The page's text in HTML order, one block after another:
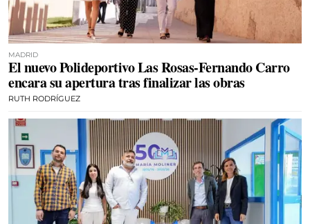
MADRID
El nuevo Polideportivo Las Rosas-Fernando Carro
encara su apertura tras finalizar las obras
RUTH RODRÍGUEZ